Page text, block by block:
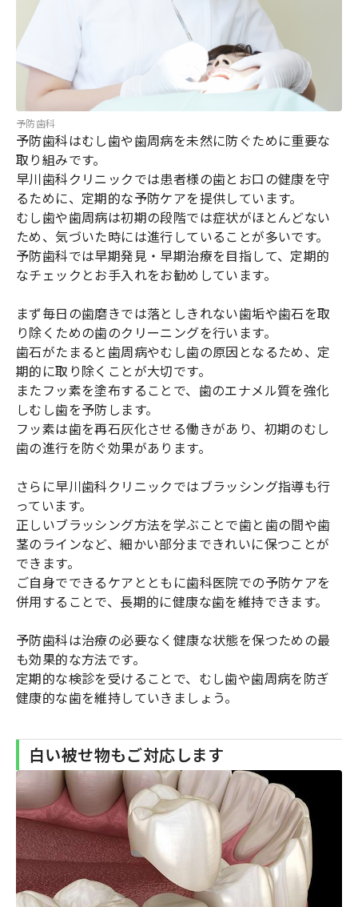
予防歯科
予防歯科はむし歯や歯周病を未然に防ぐために重要な
取り組みです。
早川歯科クリニックでは患者様の歯とお口の健康を守
るために、定期的な予防ケアを提供しています。
むし歯や歯周病は初期の段階では症状がほとんどない
ため、気づいた時には進行していることが多いです。
予防歯科では早期発見・早期治療を目指して、定期的
なチェックとお手入れをお勧めしています。
まず毎日の歯磨きでは落としきれない歯垢や歯石を取
り除くための歯のクリーニングを行います。
歯石がたまると歯周病やむし歯の原因となるため、定
期的に取り除くことが大切です。
またフッ素を塗布することで、歯のエナメル質を強化
しむし歯を予防します。
フッ素は歯を再石灰化させる働きがあり、初期のむし
歯の進行を防ぐ効果があります。
さらに早川歯科クリニックではブラッシング指導も行
っています。
正しいブラッシング方法を学ぶことで歯と歯の間や歯
茎のラインなど、細かい部分まできれいに保つことが
できます。
ご自身でできるケアとともに歯科医院での予防ケアを
併用することで、長期的に健康な歯を維持できます。
予防歯科は治療の必要なく健康な状態を保つための最
も効果的な方法です。
定期的な検診を受けることで、むし歯や歯周病を防ぎ
健康的な歯を維持していきましょう。
白い被せ物もご対応します